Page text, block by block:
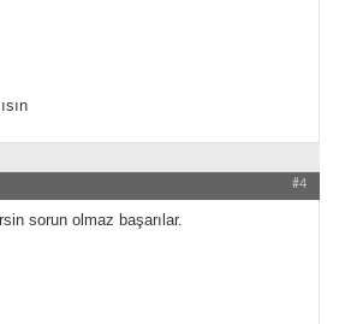
#4
sorun olmaz başarılar.